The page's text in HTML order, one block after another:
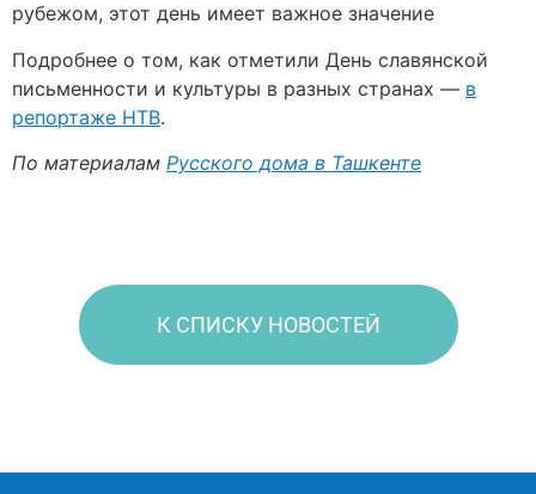
рубежом, этот день имеет важное значение
Подробнее о том, как отметили День славянской
письменности и культуры в разных странах — в
репортаже НТВ.
По материалам Русского дома в Ташкенте
К СПИСКУ НОВОСТЕЙ